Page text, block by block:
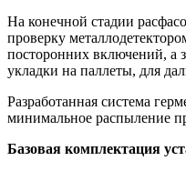
На конечной стадии
проверку
посторонних включений, а
укладки на паллеты, для
Разработанная система
минимальное распыление
Базовая комплектация